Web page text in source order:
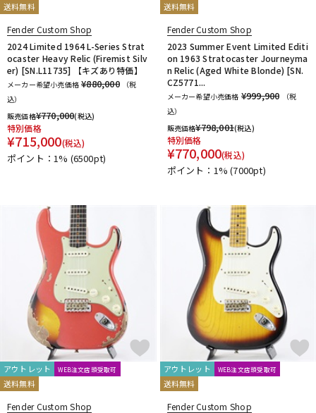
送料無料
Fender Custom Shop
2024 Limited 1964 L-Series Strat
ocaster Heavy Relic (Firemist Silv
er) [SN.L11735] 【キズあり特価】
メーカー希望小売価格 ¥880,000
（税
込）
販売価格¥770,000(税込)
特別価格
¥715,000(税込)
ポイント：1% (6500pt)
送料無料
Fender Custom Shop
2023 Summer Event Limited Editi
on 1963 Stratocaster Journeyma
n Relic (Aged White Blonde) [SN.
CZ5771...
メーカー希望小売価格 ¥999,900
（税
込）
販売価格¥798,001(税込)
特別価格
¥770,000(税込)
ポイント：1%(7000pt)
アウトレット WEB注文店頭受取可
送料無料
Fender Custom Shop
アウトレット WEB注文店頭受取可
送料無料
Fender Custom Shop